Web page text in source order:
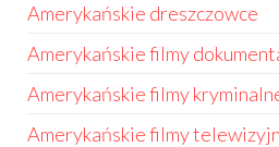
Amerykańskie dreszczowce
Amerykańskie filmy
Amerykańskie filmy
Amerykańskie filmy